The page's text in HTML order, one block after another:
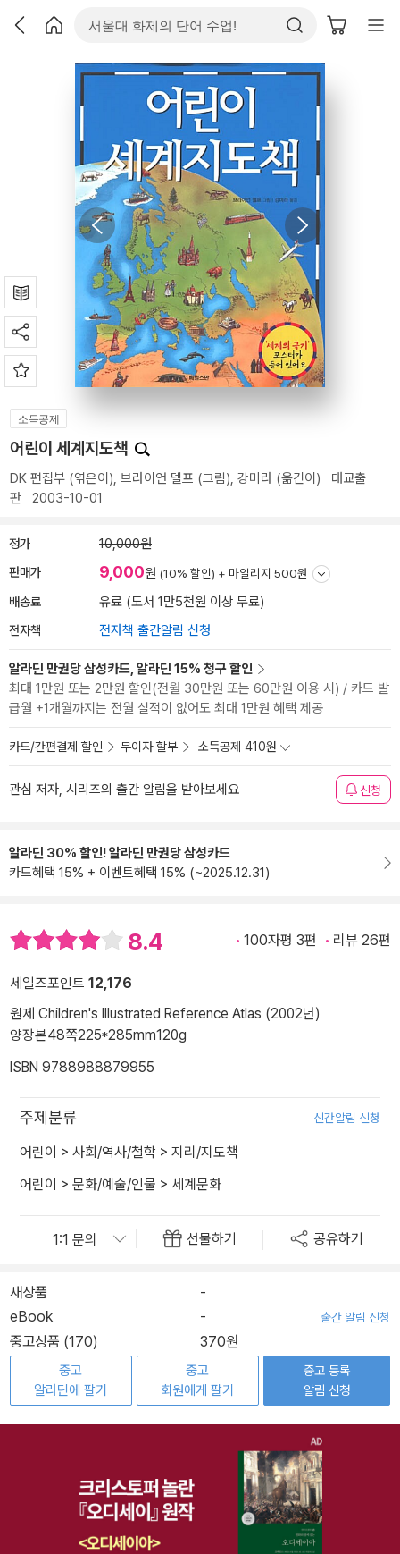
소득공제
어린이 세계지도책
DK 편집부 (엮은이), 브라이언 델프 (그림), 강미라 (옮긴이) 대교출
판 2003-10-01
정가 10,000원
판매가 9,000원 (10% 할인) + 마일리지 500원
배송료 유료 (도서 1만5천원 이상 무료)
전자책 전자책 출간알림 신청
알라딘 만권당 삼성카드, 알라딘 15% 청구 할인
최대 1만원 또는 2만원 할인(전월 30만원 또는 60만원 이용 시) / 카드 발
급월 +1개월까지는 전월 실적이 없어도 최대 1만원 혜택 제공
카드/간편결제 할인 무이자 할부 소득공제 410원
관심 저자, 시리즈의 출간 알림을 받아보세요 신청
알라딘 30% 할인! 알라딘 만권당 삼성카드
카드혜택 15% + 이벤트혜택 15% (~2025.12.31)
8.4 100자평 3편 리뷰 26편
세일즈포인트 12,176
원제 Children's Illustrated Reference Atlas (2002년)
양장본48쪽225*285mm120g
ISBN 9788988879955
주제분류 신간알림 신청
어린이 > 사회/역사/철학 > 지리/지도책
어린이 > 문화/예술/인물 > 세계문화
선물하기 공유하기
새상품
-
eBook
- 출간 알림 신청
중고상품 (170) 370원
중고
알라딘에 팔기
중고
회원에게 팔기
중고 등록
알림 신청